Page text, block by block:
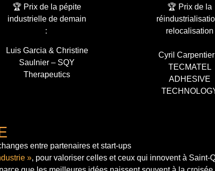
🏆 Prix de la pépite
industrielle de demain
:
Luis Garcia & Christine
Saulnier – SQY
Therapeutics
🏆 Prix de la
relocalisation
Cyril
TECMATEL
ADHESIVE
entre partenaires et start-ups
», pour valoriser celles et ceux qui innovent à Saint-